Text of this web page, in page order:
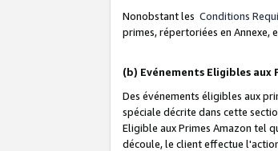
Nonobstant les Conditions
primes, répertoriées en Annexe,
(b) Evénements Eligibles aux
Des événements éligibles aux
spéciale décrite dans cette
Eligible aux Primes Amazon tel
découle, le client effectue